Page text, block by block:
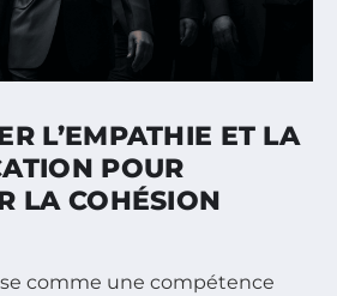
L’EMPATHIE ET LA
POUR
LA COHÉSION
comme une compétence